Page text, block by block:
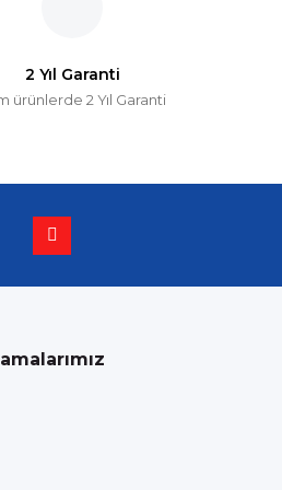
2 Yıl Garanti
ürünlerde 2 Yıl Garanti